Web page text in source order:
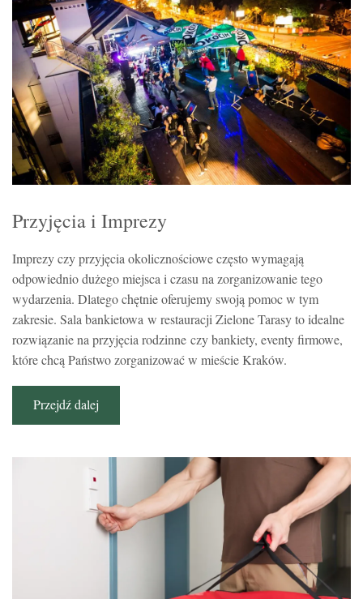
Przyjęcia i Imprezy
Imprezy czy przyjęcia okolicznościowe często wymagają
odpowiednio dużego miejsca i czasu na zorganizowanie tego
wydarzenia. Dlatego chętnie oferujemy swoją pomoc w tym
zakresie. Sala bankietowa w restauracji Zielone Tarasy to idealne
rozwiązanie na przyjęcia rodzinne czy bankiety, eventy firmowe,
które chcą Państwo zorganizować w mieście Kraków.
Przejdź dalej